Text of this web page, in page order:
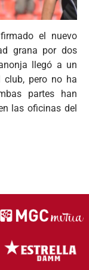
el nuevo
grana por dos
llegó a un
club, pero no ha
partes han
las oficinas del